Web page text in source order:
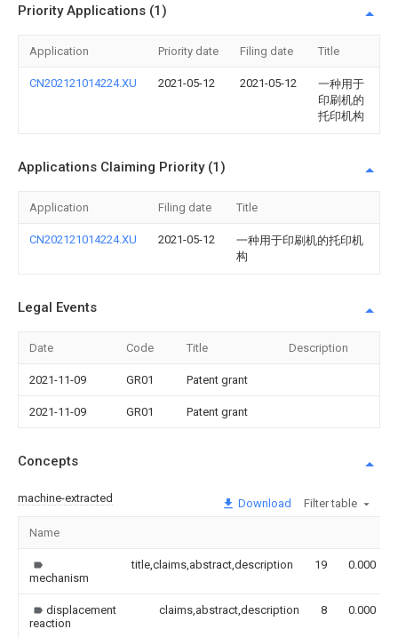
Priority Applications (1)
Application Priority date Filing date Title
CN202121014224.XU 2021-05-12 2021-05-12
一种用于
印刷机的
托印机构
Applications Claiming Priority (1)
Application Filing date Title
CN202121014224.XU 2021-05-12
一种用于印刷机的托印机
构
Legal Events
Date Code Title Description
2021-11-09 GR01 Patent grant
2021-11-09 GR01 Patent grant
Concepts
machine-extracted Download Filter table
Name
mechanism
title,claims,abstract,description 19 0.000
displacement
reaction
claims,abstract,description 8 0.000